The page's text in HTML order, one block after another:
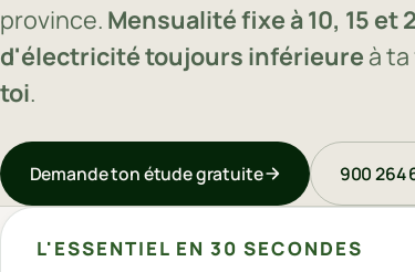
province. Mensualité fixe à 10, 15 et
d'électricité toujours inférieure à
toi.
Demande ton étude gratuite 900 264
L'ESSENTIEL EN 30 SECONDES